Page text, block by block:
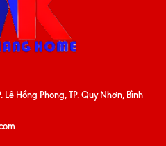
Lê Hồng Phong, TP. Quy Nhơn, Bình